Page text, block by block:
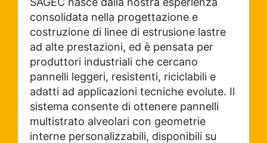
consolidata nella progettazione e
costruzione di linee di estrusione lastre
ad alte prestazioni, ed è pensata per
produttori industriali che cercano
pannelli leggeri, resistenti, riciclabili e
adatti ad applicazioni tecniche evolute. Il
sistema consente di ottenere pannelli
multistrato alveolari con geometrie
interne personalizzabili, disponibili su